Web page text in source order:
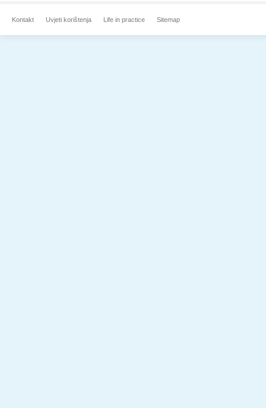
Kontakt Uvjeti korištenja Life in practice Sitemap